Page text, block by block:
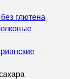
глютена